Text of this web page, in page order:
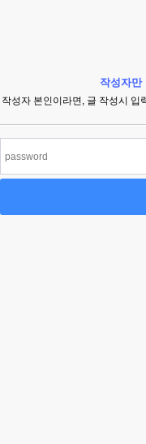
작성자만
작성자 본인이라면, 글 작성시 입